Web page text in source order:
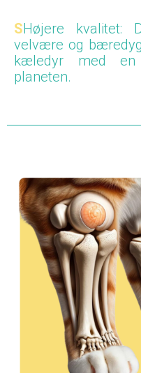
SHøjere kvalitet:
velvære og
kæledyr med en
planeten.